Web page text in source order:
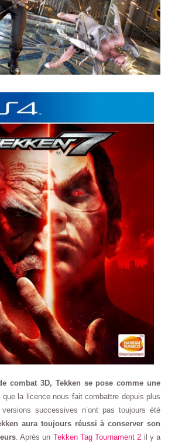
combat 3D, Tekken se pose comme une
que la licence nous fait combattre depuis plus
successives n’ont pas toujours été
aura toujours réussi à conserver son
. Après un Tekken Tag Tournament 2 il y a